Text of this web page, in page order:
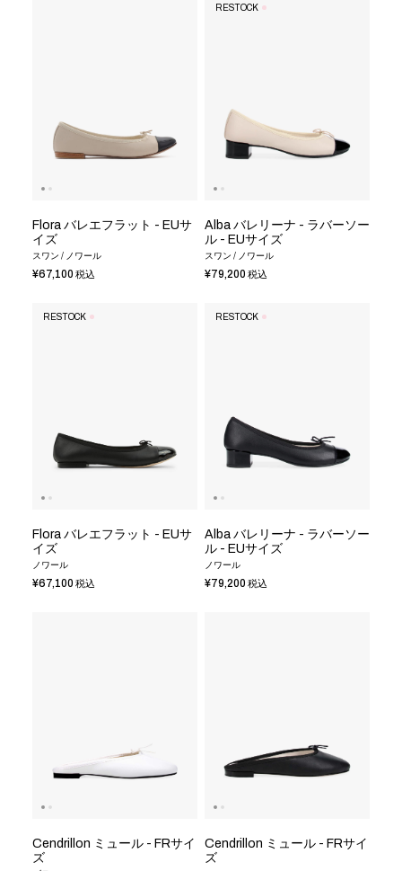
Flora バレエフラット - EUサ
イズ
スワン / ノワール
¥67,100 税込
RESTOCK
Alba バレリーナ - ラバーソー
ル - EUサイズ
スワン / ノワール
¥79,200 税込
RESTOCK
Flora バレエフラット - EUサ
イズ
ノワール
¥67,100 税込
RESTOCK
Alba バレリーナ - ラバーソー
ル - EUサイズ
ノワール
¥79,200 税込
Cendrillon ミュール - FRサイ
ズ
Cendrillon ミュール - FRサイ
ズ